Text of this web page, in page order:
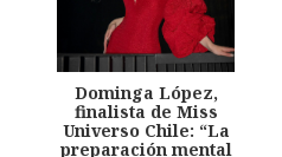
Dominga López,
finalista de Miss
Universo Chile: “La
preparación mental